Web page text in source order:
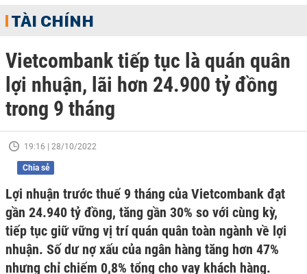
TÀI CHÍNH
Vietcombank tiếp tục là quán quân
lợi nhuận, lãi hơn 24.900 tỷ đồng
trong 9 tháng
19:16 | 28/10/2022
Chia sẻ
Lợi nhuận trước thuế 9 tháng của Vietcombank đạt
gần 24.940 tỷ đồng, tăng gần 30% so với cùng kỳ,
tiếp tục giữ vững vị trí quán quân toàn ngành về lợi
nhuận. Số dư nợ xấu của ngân hàng tăng hơn 47%
nhưng chỉ chiếm 0,8% tổng cho vay khách hàng.